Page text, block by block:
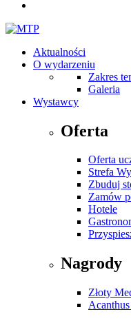
Aktualności
O wydarzeniu
Zakres
Galeria
Wystawcy
Oferta
Oferta
Strefa
Zbuduj
Zamów
Hotele
Nagrody
Złoty